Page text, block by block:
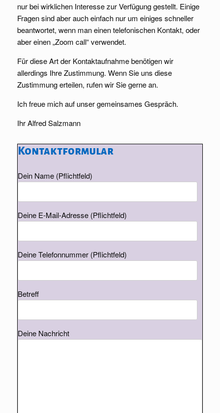
nur bei wirklichen Interesse zur Verfügung gestellt. Einige
Fragen sind aber auch einfach nur um einiges schneller
beantwortet, wenn man einen telefonischen Kontakt, oder
aber einen „Zoom call“ verwendet.
Für diese Art der Kontaktaufnahme benötigen wir
allerdings Ihre Zustimmung. Wenn Sie uns diese
Zustimmung erteilen, rufen wir Sie gerne an.
Ich freue mich auf unser gemeinsames Gespräch.
Ihr Alfred Salzmann
Kontaktformular
Dein Name (Pflichtfeld)
Deine E-Mail-Adresse (Pflichtfeld)
Deine Telefonnummer (Pflichtfeld)
Betreff
Deine Nachricht